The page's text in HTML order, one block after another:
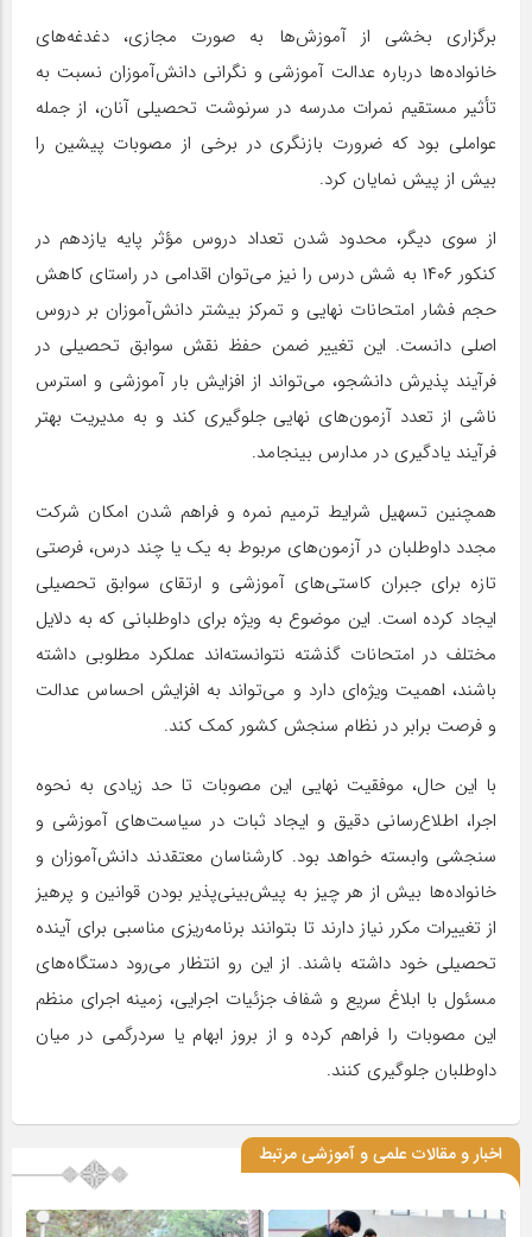
برگزاری بخشی از آموزش‌ها به صورت مجازی، دغدغه‌های
خانواده‌ها درباره عدالت آموزشی و نگرانی دانش‌آموزان نسبت به
تأثیر مستقیم نمرات مدرسه در سرنوشت تحصیلی آنان، از جمله
عواملی بود که ضرورت بازنگری در برخی از مصوبات پیشین را
بیش از پیش نمایان کرد.
از سوی دیگر، محدود شدن تعداد دروس مؤثر پایه یازدهم در
کنکور ۱۴۰۶ به شش درس را نیز می‌توان اقدامی در راستای کاهش
حجم فشار امتحانات نهایی و تمرکز بیشتر دانش‌آموزان بر دروس
اصلی دانست. این تغییر ضمن حفظ نقش سوابق تحصیلی در
فرآیند پذیرش دانشجو، می‌تواند از افزایش بار آموزشی و استرس
ناشی از تعدد آزمون‌های نهایی جلوگیری کند و به مدیریت بهتر
فرآیند یادگیری در مدارس بینجامد.
همچنین تسهیل شرایط ترمیم نمره و فراهم شدن امکان شرکت
مجدد داوطلبان در آزمون‌های مربوط به یک یا چند درس، فرصتی
تازه برای جبران کاستی‌های آموزشی و ارتقای سوابق تحصیلی
ایجاد کرده است. این موضوع به ویژه برای داوطلبانی که به دلایل
مختلف در امتحانات گذشته نتوانسته‌اند عملکرد مطلوبی داشته
باشند، اهمیت ویژه‌ای دارد و می‌تواند به افزایش احساس عدالت
و فرصت برابر در نظام سنجش کشور کمک کند.
با این حال، موفقیت نهایی این مصوبات تا حد زیادی به نحوه
اجرا، اطلاع‌رسانی دقیق و ایجاد ثبات در سیاست‌های آموزشی و
سنجشی وابسته خواهد بود. کارشناسان معتقدند دانش‌آموزان و
خانواده‌ها بیش از هر چیز به پیش‌بینی‌پذیر بودن قوانین و پرهیز
از تغییرات مکرر نیاز دارند تا بتوانند برنامه‌ریزی مناسبی برای آینده
تحصیلی خود داشته باشند. از این رو انتظار می‌رود دستگاه‌های
مسئول با ابلاغ سریع و شفاف جزئیات اجرایی، زمینه اجرای منظم
این مصوبات را فراهم کرده و از بروز ابهام یا سردرگمی در میان
داوطلبان جلوگیری کنند.
اخبار و مقالات علمی و آموزشی مرتبط